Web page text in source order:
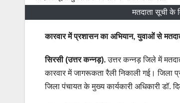
मतदाता सूची के
कारवार में प्रशासन का अभियान, युवाओं से
सिरसी (उत्तर कन्नड़).उत्तर कन्नड़ जिले में
कारवार में जागरूकता रैली निकाली गई। जिला
जिला पंचायत के मुख्य कार्यकारी अधिकारी डॉ.